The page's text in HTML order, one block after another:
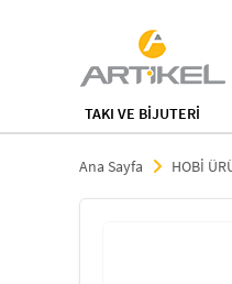
TAKI VE BİJUTERİ
Ana Sayfa HOBİ